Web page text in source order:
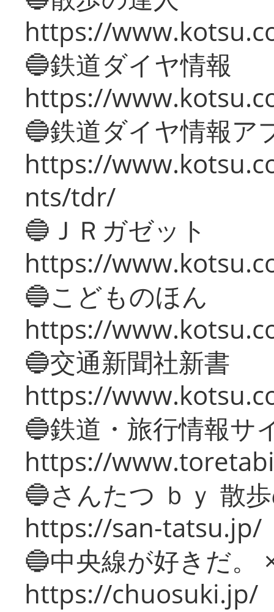
https://
🔵鉄道ダイヤ情報
https://
🔵鉄道ダイヤ情報ア
https://
nts/tdr/
🔵ＪＲガゼット
https://
🔵こどものほん
https://
🔵交通新聞社新書
https://
🔵鉄道・旅行情報サ
https://
🔵さんたつ ｂｙ 散
https://san-tatsu.jp/
🔵中央線が好きだ。
https://chuosuki.jp/